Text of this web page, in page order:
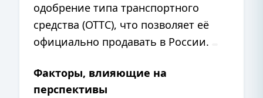
одобрение типа транспортного
средства (ОТТС), что позволяет её
официально продавать в России.
Факторы, влияющие на
перспективы